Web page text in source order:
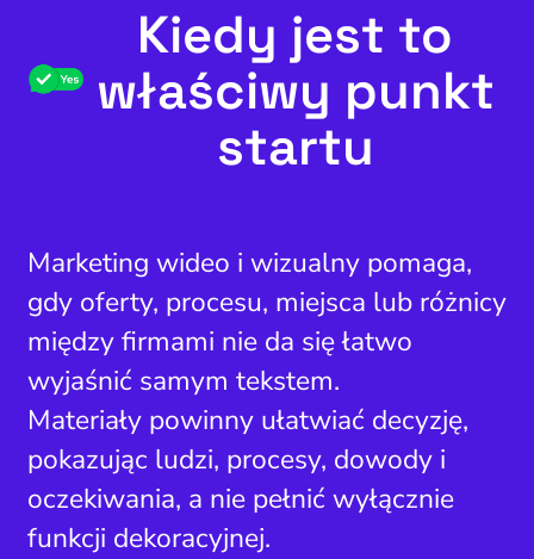
Kiedy jest to
właściwy punkt
startu
Marketing wideo i wizualny pomaga,
gdy oferty, procesu, miejsca lub różnicy
między firmami nie da się łatwo
wyjaśnić samym tekstem.
Materiały powinny ułatwiać decyzję,
pokazując ludzi, procesy, dowody i
oczekiwania, a nie pełnić wyłącznie
funkcji dekoracyjnej.